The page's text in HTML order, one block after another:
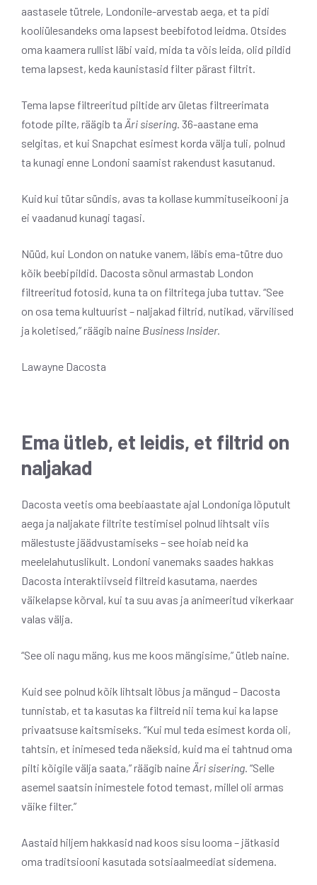
aastasele tütrele, Londonile-arvestab aega, et ta pidi
kooliülesandeks oma lapsest beebifotod leidma. Otsides
oma kaamera rullist läbi vaid, mida ta võis leida, olid pildid
tema lapsest, keda kaunistasid filter pärast filtrit.
Tema lapse filtreeritud piltide arv ületas filtreerimata
fotode pilte, räägib ta Äri sisering . 36-aastane ema
selgitas, et kui Snapchat esimest korda välja tuli, polnud
ta kunagi enne Londoni saamist rakendust kasutanud.
Kuid kui tütar sündis, avas ta kollase kummituseikooni ja
ei vaadanud kunagi tagasi.
Nüüd, kui London on natuke vanem, läbis ema-tütre duo
kõik beebipildid. Dacosta sõnul armastab London
filtreeritud fotosid, kuna ta on filtritega juba tuttav. “See
on osa tema kultuurist – naljakad filtrid, nutikad, värvilised
ja koletised,” räägib naine Business Insider.
Lawayne Dacosta
Ema ütleb, et leidis, et filtrid on
naljakad
Dacosta veetis oma beebiaastate ajal Londoniga lõputult
aega ja naljakate filtrite testimisel polnud lihtsalt viis
mälestuste jäädvustamiseks – see hoiab neid ka
meelelahutuslikult. Londoni vanemaks saades hakkas
Dacosta interaktiivseid filtreid kasutama, naerdes
väikelapse kõrval, kui ta suu avas ja animeeritud vikerkaar
valas välja.
“See oli nagu mäng, kus me koos mängisime,” ütleb naine.
Kuid see polnud kõik lihtsalt lõbus ja mängud – Dacosta
tunnistab, et ta kasutas ka filtreid nii tema kui ka lapse
privaatsuse kaitsmiseks. “Kui mul teda esimest korda oli,
tahtsin, et inimesed teda näeksid, kuid ma ei tahtnud oma
pilti kõigile välja saata,” räägib naine Äri sisering . “Selle
asemel saatsin inimestele fotod temast, millel oli armas
väike filter.”
Aastaid hiljem hakkasid nad koos sisu looma – jätkasid
oma traditsiooni kasutada sotsiaalmeediat sidemena.